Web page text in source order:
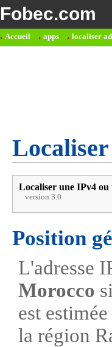
Fobec.com
Accueil apps localiser
Localiser
Localiser une IPv4
version 3.0
Position
L'adresse
Morocco
est
la région